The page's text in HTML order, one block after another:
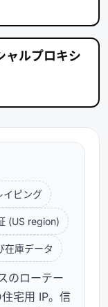
ャルプロキシ
イピング
(US region)
在庫データ
のローテー
宅用 IP。信